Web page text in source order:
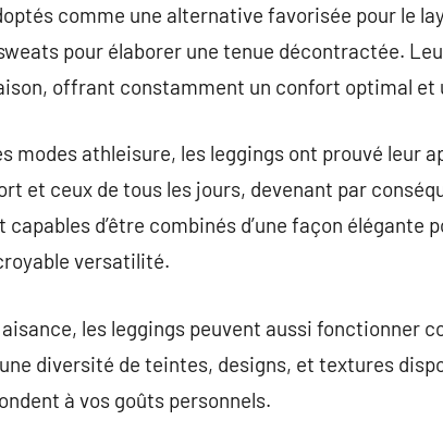
comme une alternative favorisée pour le
pour élaborer une tenue décontractée.
offrant constamment un confort optimal et
modes athleisure, les leggings ont prouvé leur
et ceux de tous les jours, devenant par
d’être combinés d’une façon élégante
versatilité.
les leggings peuvent aussi fonctionner
diversité de teintes, designs, et textures
à vos goûts personnels.